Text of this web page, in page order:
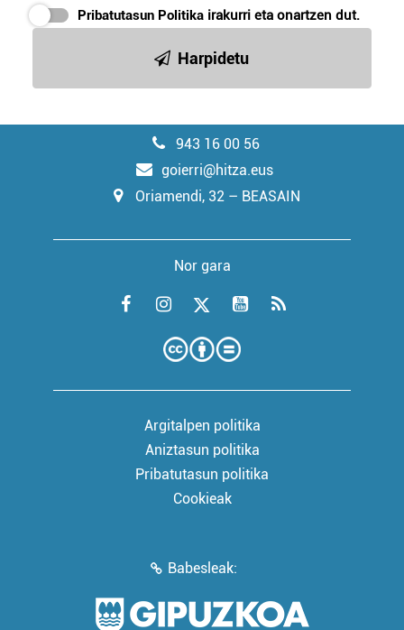
Pribatutasun Politika irakurri eta onartzen dut.
Harpidetu
943 16 00 56
goierri@hitza.eus
Oriamendi, 32 – BEASAIN
Nor gara
Argitalpen politika
Aniztasun politika
Pribatutasun politika
Cookieak
Babesleak: